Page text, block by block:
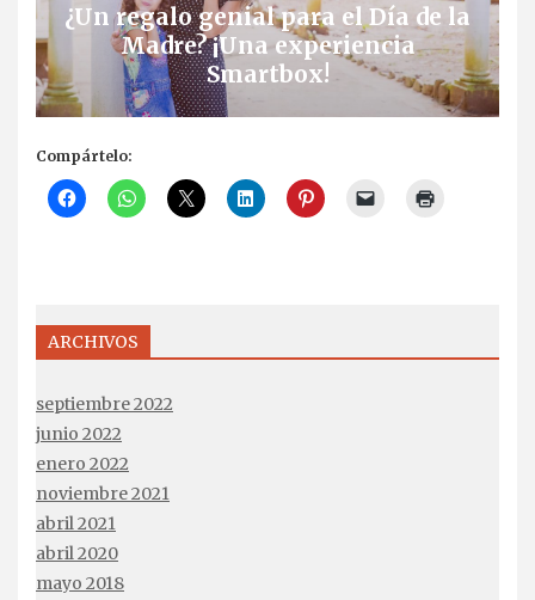
¿Un regalo genial para el Día de la
Madre? ¡Una experiencia
Smartbox!
Compártelo:
ARCHIVOS
septiembre 2022
junio 2022
enero 2022
noviembre 2021
abril 2021
abril 2020
mayo 2018